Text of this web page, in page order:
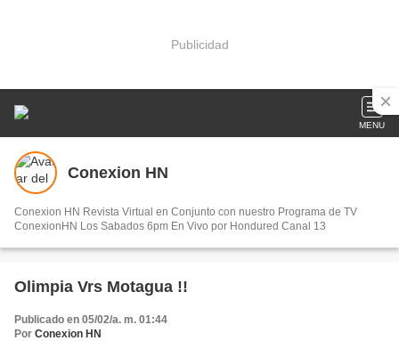
Publicidad
MENU
Conexion HN
Conexion HN Revista Virtual en Conjunto con nuestro Programa de TV
ConexionHN Los Sabados 6pm En Vivo por Hondured Canal 13
Olimpia Vrs Motagua !!
Publicado en 05/02/a. m. 01:44
Por Conexion HN